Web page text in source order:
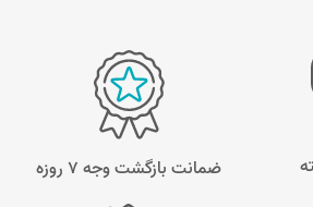
ضمانت بازگشت وجه ۷ روزه